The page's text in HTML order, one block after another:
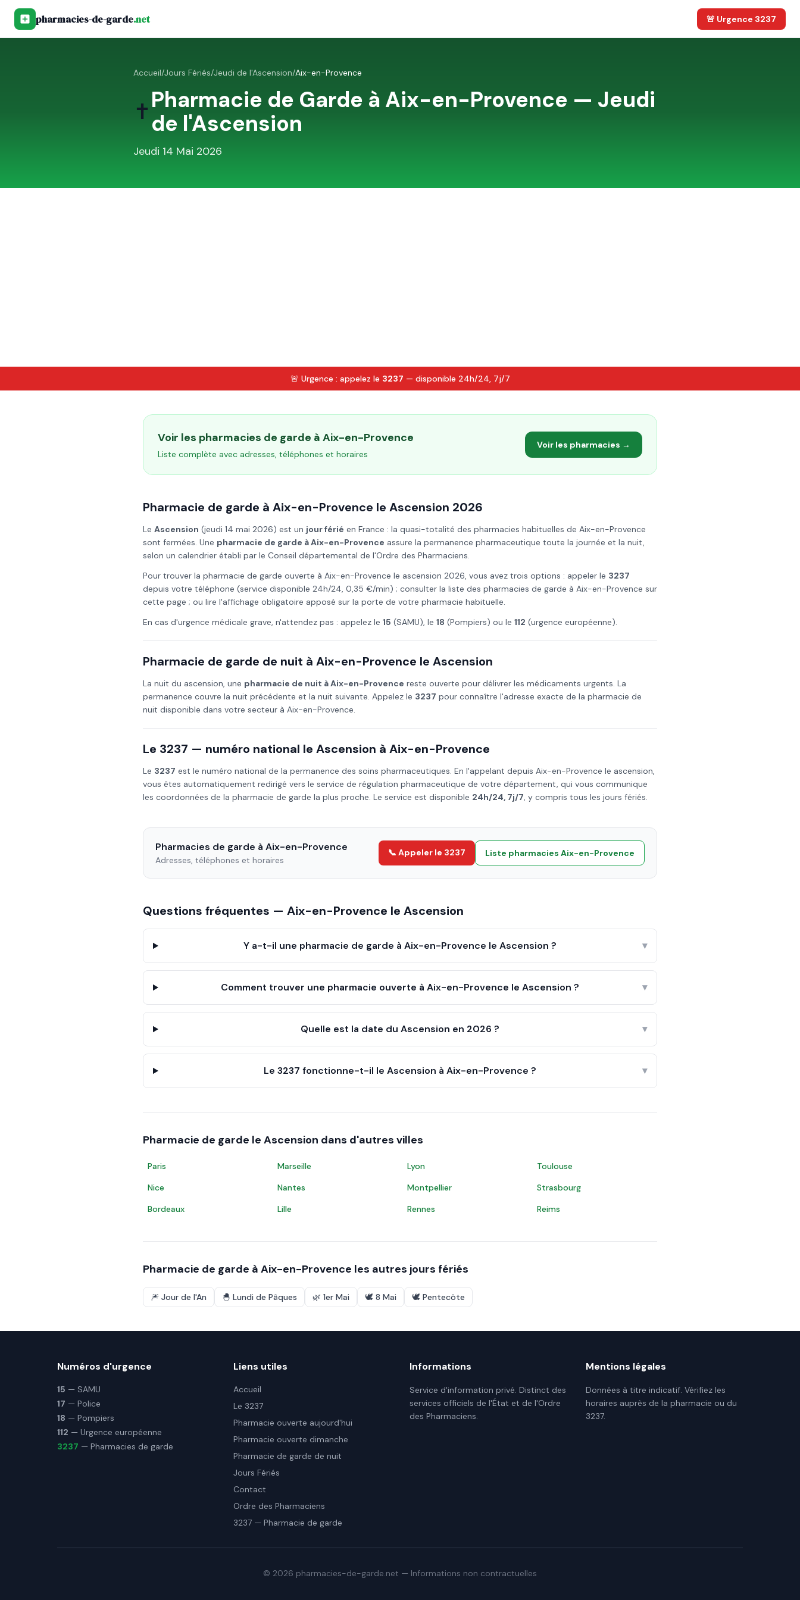
pharmacies-de-garde.net 🚨 Urgence 3237
Accueil/Jours Fériés/Jeudi de l'Ascension/Aix-en-Provence
✝️Pharmacie de Garde à Aix-en-Provence — Jeudi
de l'Ascension
Jeudi 14 Mai 2026
🚨 Urgence : appelez le 3237 — disponible 24h/24, 7j/7
Voir les pharmacies de garde à Aix-en-Provence
Liste complète avec adresses, téléphones et horaires
Voir les pharmacies →
Pharmacie de garde à Aix-en-Provence le Ascension 2026
Le Ascension (jeudi 14 mai 2026) est un jour férié en France : la quasi-totalité des pharmacies habituelles de Aix-en-Provence
sont fermées. Une pharmacie de garde àAix-en-Provence assure la permanence pharmaceutique toute la journée et la nuit,
selon un calendrier établi par le Conseil départemental de l'Ordre des Pharmaciens.
Pour trouver la pharmacie de garde ouverte à Aix-en-Provence le ascension 2026, vous avez trois options : appeler le 3237
depuis votre téléphone (service disponible 24h/24, 0,35 €/min) ; consulter la liste des pharmacies de garde à Aix-en-Provence sur
cette page ; ou lire l'affichage obligatoire apposé sur la porte de votre pharmacie habituelle.
En cas d'urgence médicale grave, n'attendez pas : appelez le 15 (SAMU), le 18 (Pompiers) ou le 112 (urgence européenne).
Pharmacie de garde de nuit à Aix-en-Provence le Ascension
La nuit du ascension, une pharmacie de nuit àAix-en-Provence reste ouverte pour délivrer les médicaments urgents. La
permanence couvre la nuit précédente et la nuit suivante. Appelez le 3237 pour connaître l'adresse exacte de la pharmacie de
nuit disponible dans votre secteur à Aix-en-Provence.
Le 3237 — numéro national le Ascension à Aix-en-Provence
Le 3237 est le numéro national de la permanence des soins pharmaceutiques. En l'appelant depuis Aix-en-Provence le ascension,
vous êtes automatiquement redirigé vers le service de régulation pharmaceutique de votre département, qui vous communique
les coordonnées de la pharmacie de garde la plus proche. Le service est disponible 24h/24, 7j/7, y compris tous les jours fériés.
Pharmacies de garde à Aix-en-Provence
Adresses, téléphones et horaires
📞 Appeler le 3237 Liste pharmacies Aix-en-Provence
Questions fréquentes — Aix-en-Provence le Ascension
Y a-t-il une pharmacie de garde à Aix-en-Provence le Ascension ? ▾
Comment trouver une pharmacie ouverte à Aix-en-Provence le Ascension ? ▾
Quelle est la date du Ascension en 2026 ? ▾
Le 3237 fonctionne-t-il le Ascension à Aix-en-Provence ? ▾
Pharmacie de garde le Ascension dans d'autres villes
Paris Marseille Lyon
Toulouse
Nice
Nantes Montpellier
Strasbourg
Bordeaux
Lille Rennes Reims
Pharmacie de garde à Aix-en-Provence les autres jours fériés
🎆 Jour de l'An 🐣 Lundi de Pâques 🌿 1er Mai 🕊️ 8 Mai 🕊️ Pentecôte
Numéros d'urgence
15 — SAMU
17 — Police
18 — Pompiers
112 — Urgence européenne
3237 — Pharmacies de garde
Liens utiles
Accueil
Le 3237
Pharmacie ouverte aujourd'hui
Pharmacie ouverte dimanche
Pharmacie de garde de nuit
Jours Fériés
Contact
Ordre des Pharmaciens
3237 — Pharmacie de garde
Informations
Service d'information privé. Distinct des
services officiels de l'État et de l'Ordre
des Pharmaciens.
Mentions légales
Données à titre indicatif. Vérifiez les
horaires auprès de la pharmacie ou du
3237.
© 2026 pharmacies-de-garde.net — Informations non contractuelles